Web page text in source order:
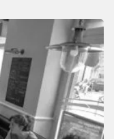
Suivant